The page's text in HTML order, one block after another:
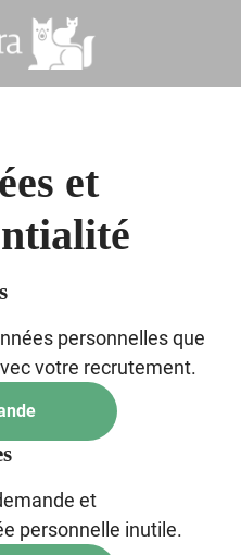
et
personnelles que
votre recrutement.
et
personnelle inutile.